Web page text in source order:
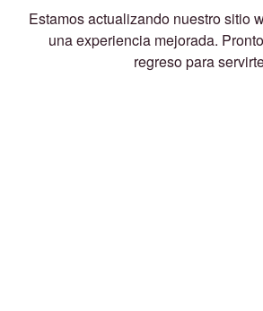
Estamos actualizando nuestro sitio
una experiencia mejorada.
regreso para